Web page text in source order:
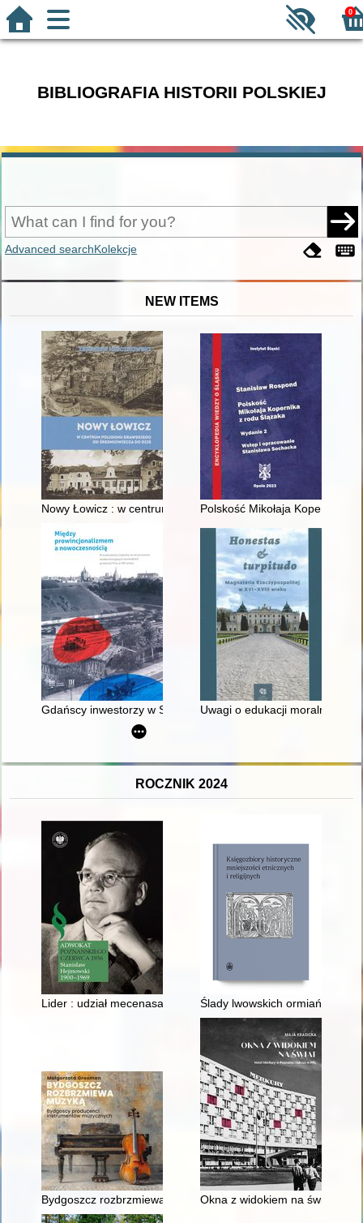
0
BIBLIOGRAFIA HISTORII POLSKIEJ
Advanced searchKolekcje
NEW ITEMS
Nowy Łowicz : w centrum poligonu drawskiego od
Polskość Mikołaja Kopernika z
Gdańscy inwestorzy w Sopocie : prestiż finansowy i
Uwagi o edukacji moralnej
ROCZNIK 2024
Lider : udział mecenasa Stanisława Hejmowskiego w
Ślady lwowskich ormiańskich
Bydgoszcz rozbrzmiewa muzyką : bydgoscy producenci
Okna z widokiem na świat :